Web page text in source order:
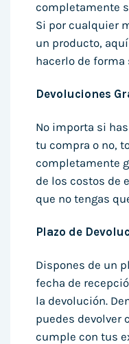
completamente
Si por cualquier
un producto,
hacerlo de forma
Devoluciones
No importa si
tu compra o no,
completamente
de los costos de
que no tengas
Plazo de
Dispones de un
fecha de
la devolución.
puedes devolver
cumple con tus